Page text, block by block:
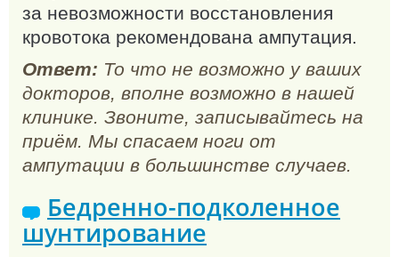
за невозможности восстановления
кровотока рекомендована ампутация.
Ответ: То что не возможно у ваших
докторов, вполне возможно в нашей
клинике. Звоните, записывайтесь на
приём. Мы спасаем ноги от
ампутации в большинстве случаев.
Бедренно-подколенное
шунтирование